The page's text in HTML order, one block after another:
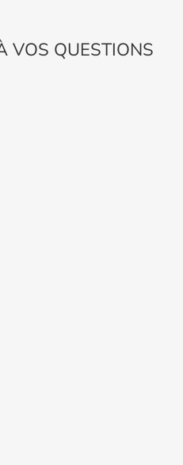
VOS QUESTIONS